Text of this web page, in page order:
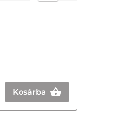
Kosárba